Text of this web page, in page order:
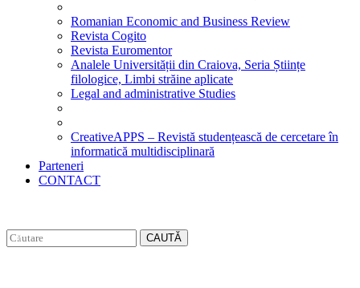
Romanian Economic and Business Review
Revista Cogito
Revista Euromentor
Analele Universității din Craiova, Seria Științe
filologice, Limbi străine aplicate
Legal and administrative Studies
CreativeAPPS – Revistă studențească de cercetare în
informatică multidisciplinară
Parteneri
CONTACT
CAUTĂ